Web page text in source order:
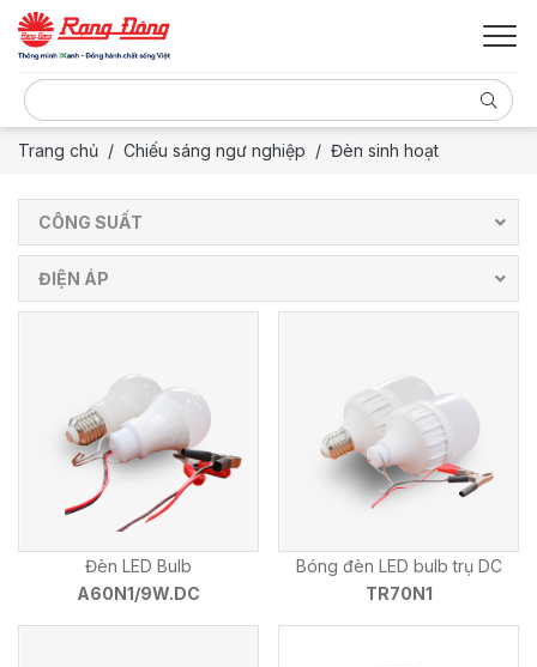
Trang chủ Chiếu sáng ngư nghiệp Đèn sinh hoạt
CÔNG SUẤT
ĐIỆN ÁP
Đèn LED Bulb
A60N1/9W.DC
Bóng đèn LED bulb trụ DC
TR70N1